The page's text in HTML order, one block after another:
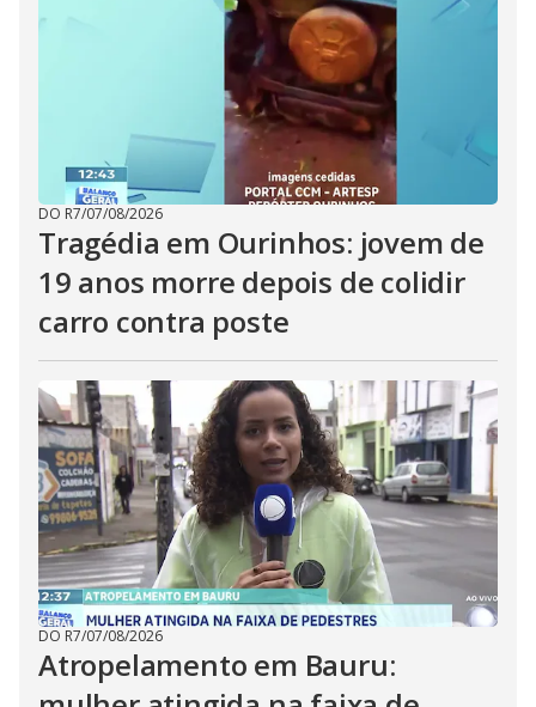
DO R7/07/08/2026
Tragédia em Ourinhos: jovem de
19 anos morre depois de colidir
carro contra poste
DO R7/07/08/2026
Atropelamento em Bauru: